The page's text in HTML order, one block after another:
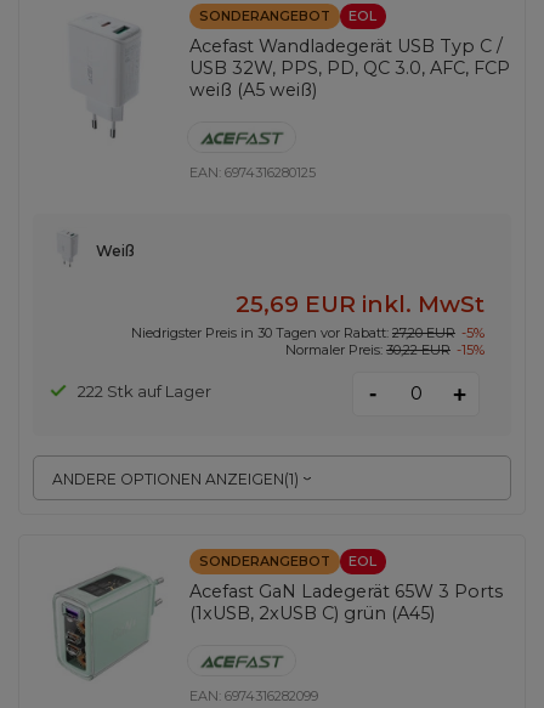
SONDERANGEBOT EOL
Acefast Wandladegerät USB Typ C /
USB 32W, PPS, PD, QC 3.0, AFC, FCP
weiß (A5 weiß)
EAN:6974316280125
ANDERE OPTIONEN ANZEIGEN(1)
Weiß
25,69 EUR inkl. MwSt
Niedrigster Preis in 30 Tagen vor Rabatt: 27,20 EUR -5%
Normaler Preis: 30,22 EUR -15%
222 Stk auf Lager - +
SONDERANGEBOT EOL
Acefast GaN Ladegerät 65W 3 Ports
(1xUSB, 2xUSB C) grün (A45)
EAN:6974316282099